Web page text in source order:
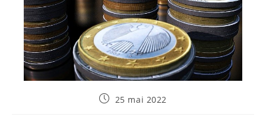
Publication
25 mai 2022